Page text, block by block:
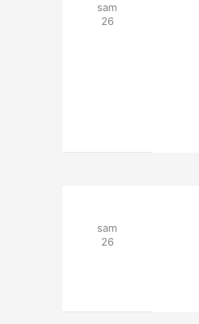
sam
26
sam
26